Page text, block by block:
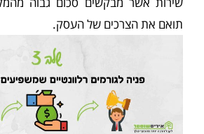
תואם את הצרכים של העסק.